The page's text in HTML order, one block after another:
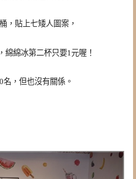
，貼上七矮人圖案，
綿綿冰第二杯只要1元喔！
名，但也沒有關係。